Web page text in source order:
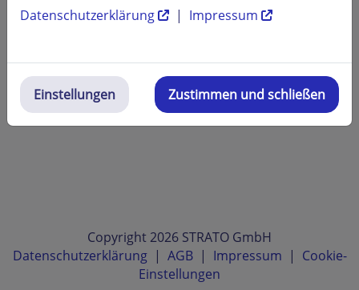
Copyright 2026 STRATO GmbH
Datenschutzerklärung | AGB | Impressum | Cookie-
Einstellungen
Datenschutzerklärung
| Impressum
Einstellungen Zustimmen und schließen